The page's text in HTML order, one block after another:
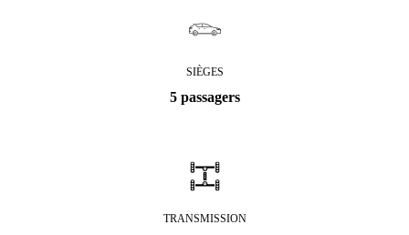
SIÈGES
5 passagers
TRANSMISSION